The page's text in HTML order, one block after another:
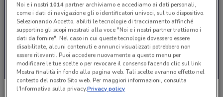
Cofidis
Noi e i nostri 1014partner archiviamo e accediamo ai dati personali,
come i dati di navigazione gli o identificatori univoci, sul tuo dispositivo.
Selezionando Accetto, abiliti le tecnologie di tracciamento affinché
supportino gli scopi mostrati alla voce "Noi e i nostri partner trattiamo i
dati da fornire". Nel caso in cui queste tecnologie dovessero essere
disabilitate, alcuni contenuti e annunci visualizzati potrebbero non
essere rilevanti. Puoi accedere nuovamente a questo menu per
modificare le tue scelte o per revocare il consenso facendo clic sul link
Mostra finalità in fondo alla pagina web. Tali scelte avranno effetto nel
contesto del nostro Sito web. Per maggiori informazioni, consulta
l'Informativa sulla privacy.Privacy policy